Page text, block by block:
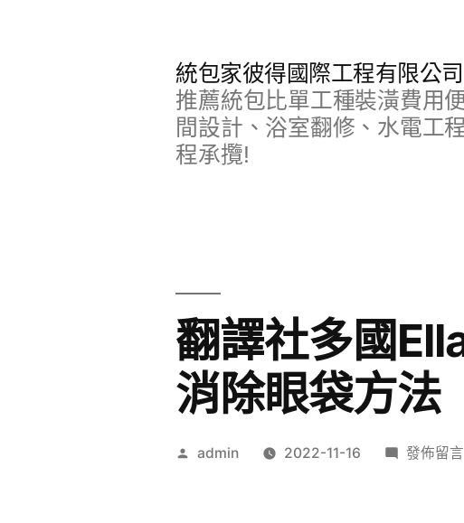
統包家彼得國際工程有限公司
推薦統包比單工種裝潢費用
間設計、浴室翻修、水電工
程承攬!
翻譯社多國
消除眼袋方法
作
admin 2022-11-16
在
發佈留言